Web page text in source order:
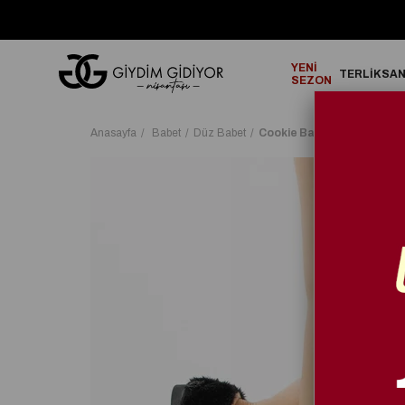
YENİ
SEZON
TERLİK
Anasayfa Babet Düz Babet Cookie Babet Siyah